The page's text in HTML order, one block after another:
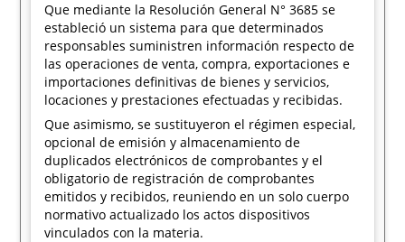
Que mediante la Resolución General N° 3685 se
estableció un sistema para que determinados
responsables suministren información respecto de
las operaciones de venta, compra, exportaciones e
importaciones definitivas de bienes y servicios,
locaciones y prestaciones efectuadas y recibidas.
Que asimismo, se sustituyeron el régimen especial,
opcional de emisión y almacenamiento de
duplicados electrónicos de comprobantes y el
obligatorio de registración de comprobantes
emitidos y recibidos, reuniendo en un solo cuerpo
normativo actualizado los actos dispositivos
vinculados con la materia.